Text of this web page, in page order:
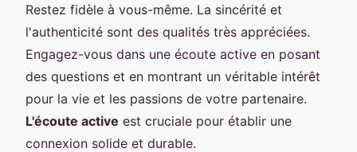
Restez fidèle à vous-même. La sincérité et
l'authenticité sont des qualités très appréciées.
Engagez-vous dans une écoute active en posant
des questions et en montrant un véritable intérêt
pour la vie et les passions de votre partenaire.
L'écoute active est cruciale pour établir une
connexion solide et durable.